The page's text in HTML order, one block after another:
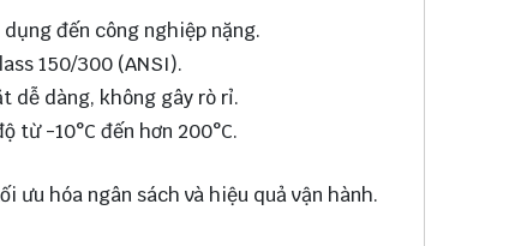
đến công nghiệp nặng.
150/300 (ANSI).
dễ dàng, không gây rò rỉ.
từ -10°C đến hơn 200°C.
hóa ngân sách và hiệu quả vận hành.